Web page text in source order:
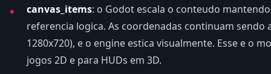
canvas_items: o Godot escala o conteudo
referencia logica. As coordenadas continuam sendo
1280x720), e o engine estica visualmente. Esse e o
jogos 2D e para HUDs em 3D.